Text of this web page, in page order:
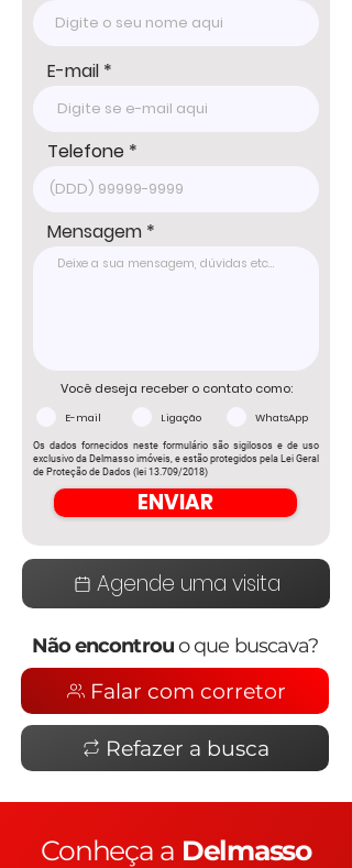
WhatsApp: 15 98178-0158
www.delmassoimoveis.com.br
E-mail
Telefone
Mensagem
Você deseja receber o contato como:
E-mail Ligação WhatsApp
Os dados fornecidos neste formulário são sigilosos e de uso
exclusivo da Delmasso imóveis, e estão protegidos pela Lei Geral
de Proteção de Dados (lei 13.709/2018)
ENVIAR
Agende uma visita
Não encontrouo que buscava?
Falar com corretor
Refazer a busca
Conheça a Delmasso